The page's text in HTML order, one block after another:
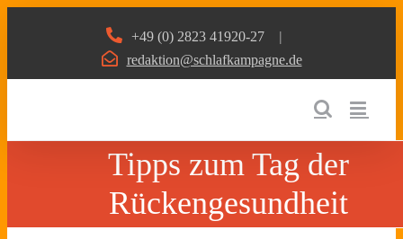
+49 (0) 2823 41920-27
|
redaktion@schlafkampagne.de
Tipps zum Tag der
Rückengesundheit